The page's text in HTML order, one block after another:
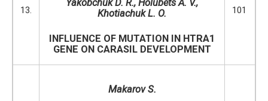
13.
Yakobchuk D. R., Holubets A. V.,
Khotiachuk L. O.
INFLUENCE OF MUTATION IN HTRA1
GENE ON CARASIL DEVELOPMENT
101
Makarov S.